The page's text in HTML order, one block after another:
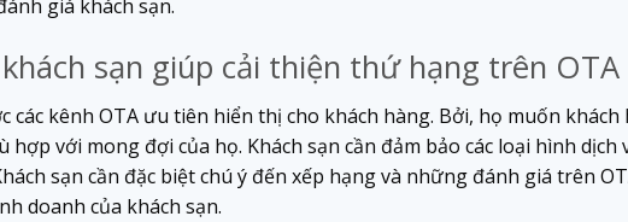
giá khách sạn.
sạn giúp cải thiện thứ hạng trên OTA
kênh OTA ưu tiên hiển thị cho khách hàng. Bởi, họ muốn khách
với mong đợi của họ. Khách sạn cần đảm bảo các loại hình dịch
sạn cần đặc biệt chú ý đến xếp hạng và những đánh giá trên
doanh của khách sạn.